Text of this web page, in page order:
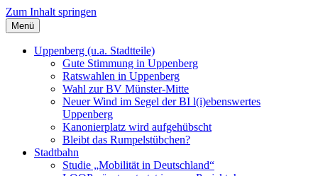
Zum Inhalt springen
Szybalski.de
Infos über und von Werner Szybalski (Münster)
Menü
Uppenberg (u.a. Stadtteile)
Gute Stimmung in Uppenberg
Ratswahlen in Uppenberg
Wahl zur BV Münster-Mitte
Neuer Wind im Segel der BI l(i)ebenswertes
Uppenberg
Kanonierplatz wird aufgehübscht
Bleibt das Rumpelstübchen?
Stadtbahn
Studie „Mobilität in Deutschland“